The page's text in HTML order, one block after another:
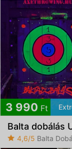
3 990 Ft
Balta dobálás
4,6/5 Balta